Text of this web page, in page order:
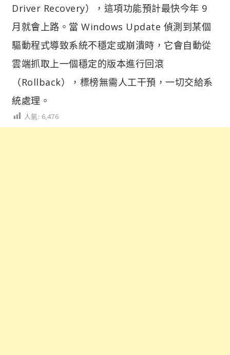
Driver Recovery），這項功能預計最快今年 9
月就會上路。當 Windows Update 偵測到某個
驅動程式導致系統不穩定或崩潰時，它會自動從
雲端抓取上一個穩定的版本進行回滾
（Rollback），標榜無需人工干預，一切交給系
統處理。
人氣: 6,476